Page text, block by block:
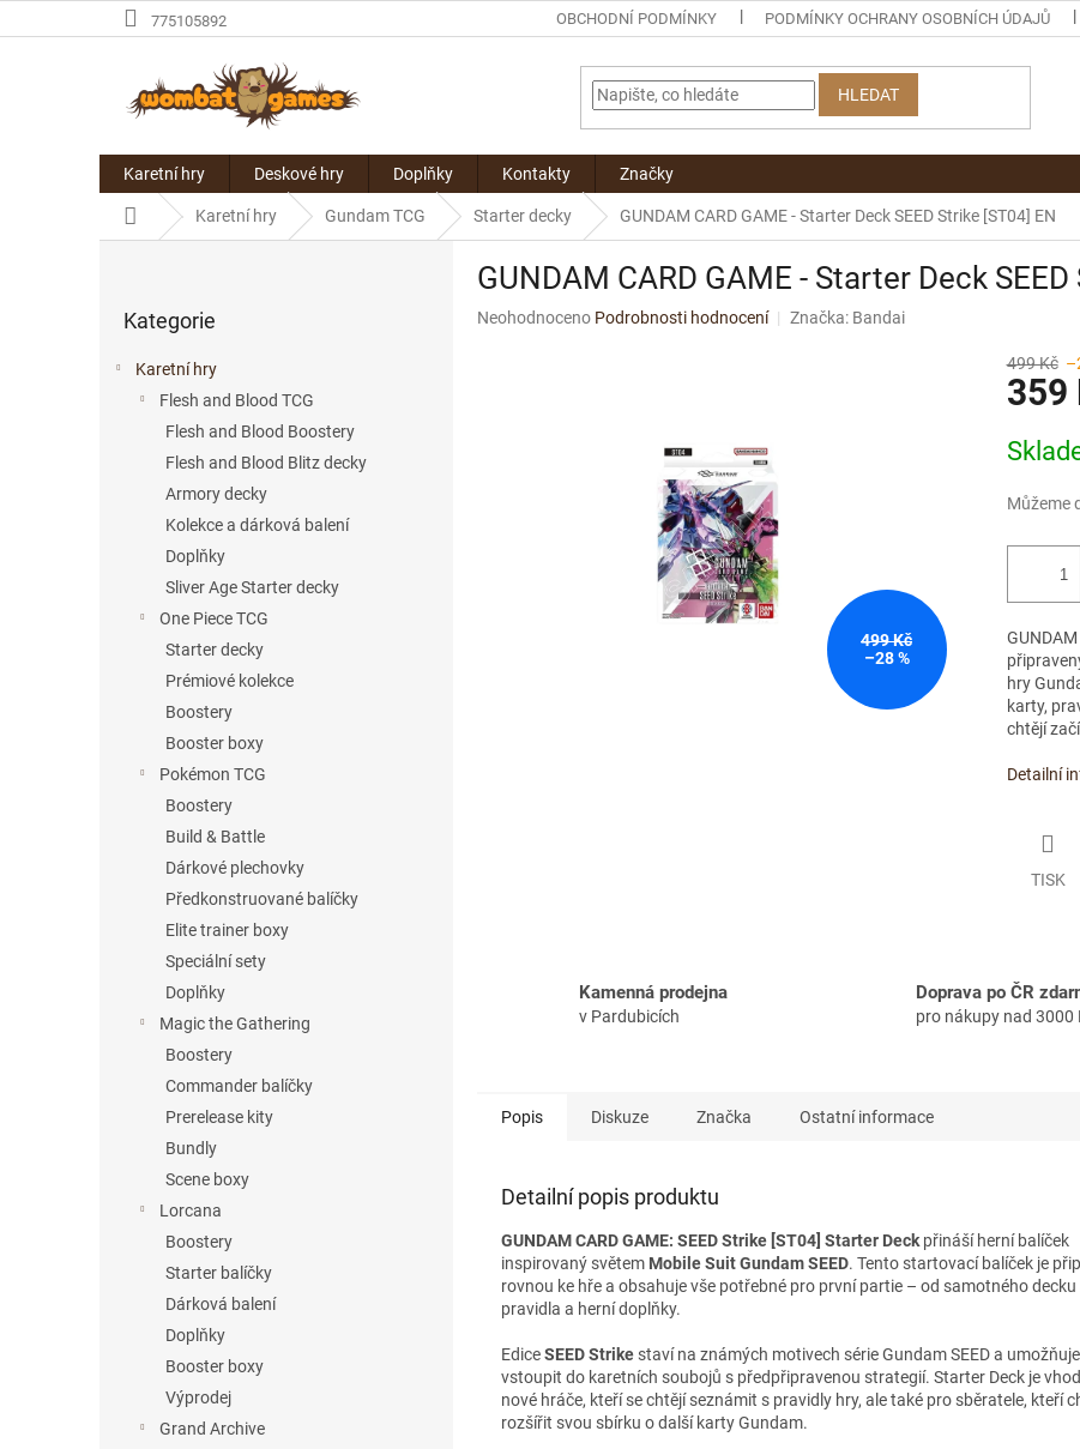
na
775105892 OBCHODNÍ PODMÍNKY PODMÍNKY OCHRANY OSOBNÍCH ÚDAJŮ
HLEDAT
Karetní hry Deskové hry Doplňky Kontakty Značky
Domů Karetní hry Gundam TCG Starter decky GUNDAM CARD GAME - Starter Deck SEED Strike [ST04] EN
kategorie
Kategorie
Karetní hry
Flesh and Blood TCG
Flesh and Blood Boostery
Flesh and Blood Blitz decky
Armory decky
Kolekce a dárková balení
Doplňky
Sliver Age Starter decky
One Piece TCG
Starter decky
Prémiové kolekce
Boostery
Booster boxy
Pokémon TCG
Boostery
Build & Battle
Dárkové plechovky
Předkonstruované balíčky
Elite trainer boxy
Speciální sety
Doplňky
Magic the Gathering
Boostery
Commander balíčky
Prerelease kity
Bundly
Scene boxy
Lorcana
Boostery
Starter balíčky
Dárková balení
Doplňky
Booster boxy
Výprodej
Grand Archive
GUNDAM CARD GAME - Starter Deck
Průměrné
Neohodnoceno Podrobnosti hodnocení Značka: Bandai
499 Kč
–28 %
499 Kč
359
cena:
Můžeme
hry
karty,
chtějí
Detailní
TISK
Kamenná prodejna
v Pardubicích
Doprava po ČR
pro nákupy nad 3000
Popis Diskuze Značka Ostatní informace
Detailní popis produktu
GUNDAM CARD GAME: SEED Strike [ST04] Starter Deck přináší herní balíček
inspirovaný světem Mobile Suit Gundam SEED. Tento startovací balíček je
rovnou ke hře a obsahuje vše potřebné pro první partie – od samotného decku
pravidla a herní doplňky.
EdiceSEED Strike staví na známých motivech série Gundam SEED a
vstoupit do karetních soubojů s předpřipravenou strategií. Starter Deck je
nové hráče, kteří se chtějí seznámit s pravidly hry, ale také pro sběratele, kteří
rozšířit svou sbírku o další karty Gundam.